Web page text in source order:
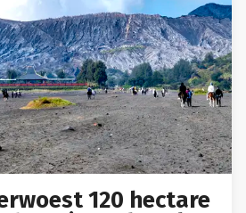
120 hectare